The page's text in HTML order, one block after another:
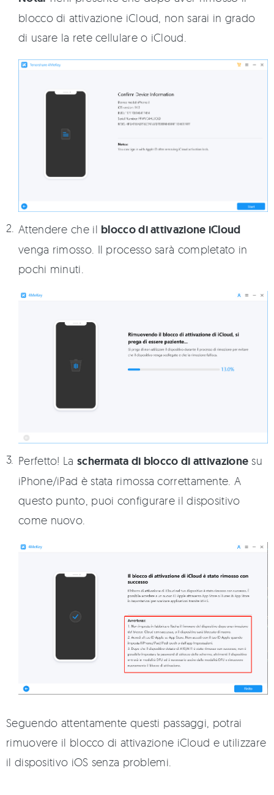
blocco di attivazione iCloud, non sarai in grado
di usare la rete cellulare o iCloud.
Attendere che il blocco di attivazione iCloud
venga rimosso. Il processo sarà completato in
pochi minuti.
Perfetto! La schermata di blocco di attivazione su
iPhone/iPad è stata rimossa correttamente. A
questo punto, puoi configurare il dispositivo
come nuovo.
Seguendo attentamente questi passaggi, potrai
rimuovere il blocco di attivazione iCloud e utilizzare
il dispositivo iOS senza problemi.